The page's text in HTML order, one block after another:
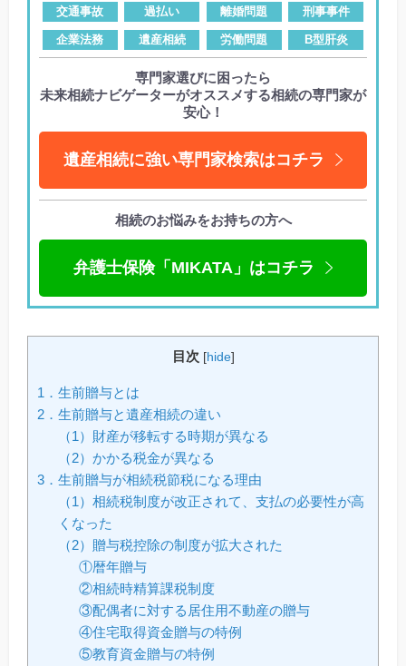
交通事故 過払い 離婚問題 刑事事件
企業法務 遺産相続 労働問題 B型肝炎
専門家選びに困ったら
未来相続ナビゲーターがオススメする相続の専門家が
安心！
遺産相続に強い専門家検索はコチラ
相続のお悩みをお持ちの方へ
弁護士保険「MIKATA」はコチラ
目次 [hide]
1．生前贈与とは
2．生前贈与と遺産相続の違い
（1）財産が移転する時期が異なる
（2）かかる税金が異なる
3．生前贈与が相続税節税になる理由
（1）相続税制度が改正されて、支払の必要性が高
くなった
（2）贈与税控除の制度が拡大された
①暦年贈与
②相続時精算課税制度
③配偶者に対する居住用不動産の贈与
④住宅取得資金贈与の特例
⑤教育資金贈与の特例